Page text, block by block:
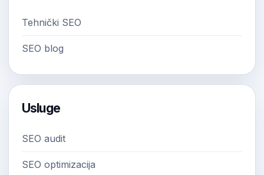
Tehnički SEO
SEO blog
Usluge
SEO audit
SEO optimizacija